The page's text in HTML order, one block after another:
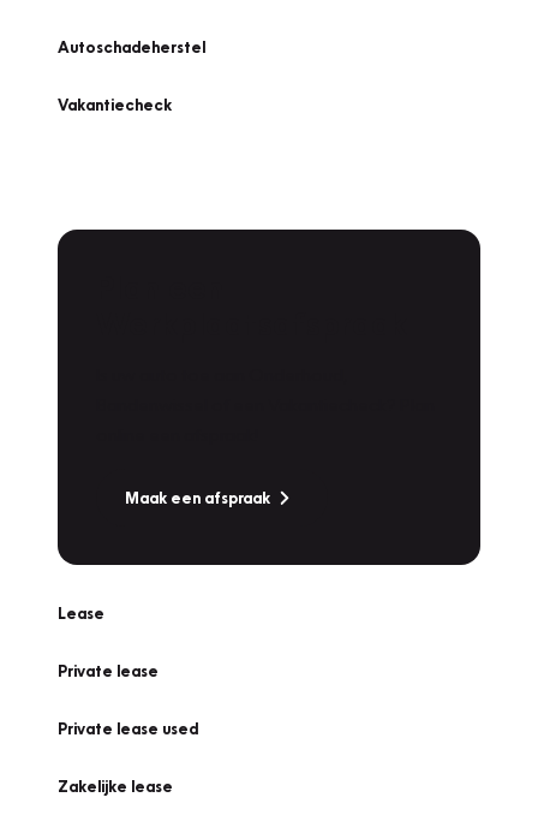
Autoschadeherstel
Vakantiecheck
Maak een afspraak
Lease
Private lease
Private lease used
Zakelijke lease